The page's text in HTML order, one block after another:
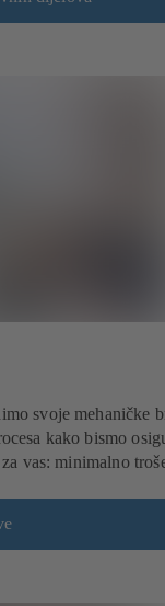
svoje mehaničke
kako bismo
vas: minimalno